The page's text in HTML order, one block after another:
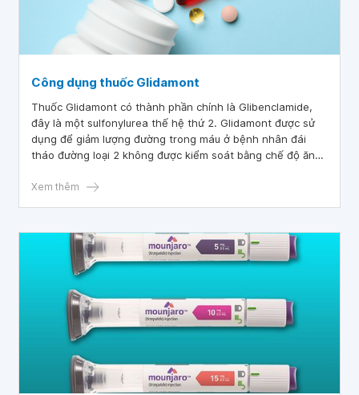
Công dụng thuốc Glidamont
Thuốc ​​Glidamont có thành phần chính là Glibenclamide,
đây là một sulfonylurea thế hệ thứ 2. Glidamont được sử
dụng để giảm lượng đường trong máu ở bệnh nhân đái
tháo đường loại 2 không được kiểm soát bằng chế độ ăn
Xem thêm